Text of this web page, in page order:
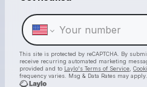
This site is protected by reCAPTCHA. By
receive recurring automated marketing
provided and to Laylo's Terms of Service
frequency varies. Msg & Data Rates may